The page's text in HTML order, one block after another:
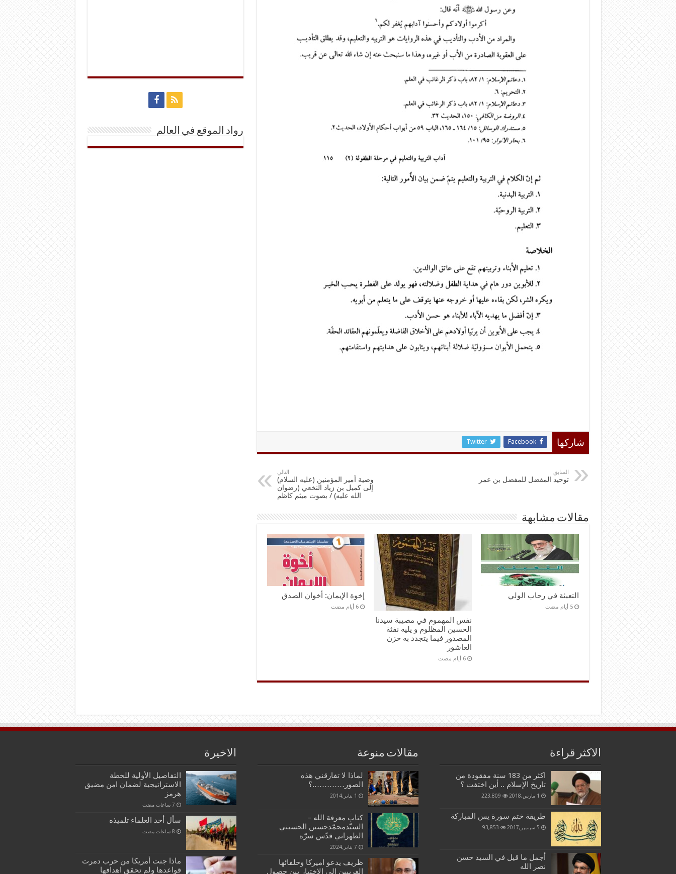
شاركها Facebook
Twitter
السابق
توحيد المفضل للمفضل بن عمر
التالي
وصية أمير المؤمنين (عليه السلام)
إلى كميل بن زياد النخعي (رضوان
الله عليه) / بصوت ميثم كاظم
مقالات مشابهة
التعبئة في رحاب الولي
‏5 أيام مضت
نفس المهموم في مصيبة سيدنا
الحسين المظلوم و يليه نفثة
المصدور فيما يتجدد به حزن
العاشور
‏6 أيام مضت
إخوة الإيمان: أخوان الصدق
‏6 أيام مضت
رواد الموقع في العالم
الاكثر قراءة
اكثر من 183 سنة مفقودة من
تاريخ الإسلام .. أين اختفت ؟
1 مارس,2018 223,809
طريقة ختم سورة يس المباركة
5 سبتمبر,2017 93,853
أجمل ما قيل في السيد حسن
نصر الله
مقالات منوعة
لماذا لا تفارقني هذه
الصور………….؟
1 يناير,2014
كتاب معرفة الله –
السيّدمحمّدحسين‌ الحسيني
الطهراني قدّس سرّه
7 يناير,2024
ظريف يدعو اميركا وحلفائها
الغربيين الى الاختيار بين حصول
الاخيرة
التفاصيل الأولية للخطة
الاستراتيجية لضمان امن مضيق
هرمز
سأل أحد العلماء تلميذه
ماذا جنت أمريكا من حرب دمرت
قواعدها ولم تحقق اهدافها